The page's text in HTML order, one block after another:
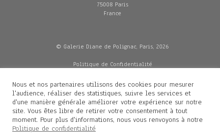
75008 Paris
France
© Galerie Diane de Polignac, Paris, 2026
Politique de Confidentialité
Mentions légales
Livraisons
Contacts
Nous et nos partenaires utilisons des cookies pour mesurer
l'audience, réaliser des statistiques, suivre les services et
d'une manière générale améliorer votre expérience sur notre
site. Vous êtes libre de retirer votre consentement à tout
moment. Pour plus d'informations, nous vous renvoyons à notre
Politique de confidentialité